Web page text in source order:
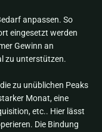
anpassen. So
eingesetzt werden
Gewinn an
zu unterstützen.
zu unüblichen Peaks
Monat, eine
etc.. Hier lässt
Die Bindung